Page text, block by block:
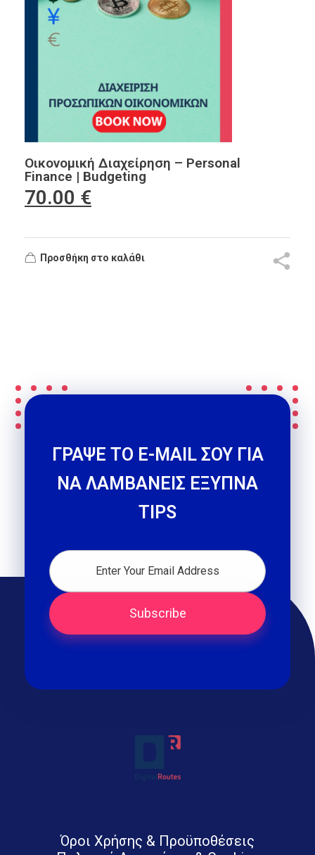
Οικονομική Διαχείρηση – Personal
Finance | Budgeting
70.00 €
Προσθήκη στο καλάθι
ΓΡΑΨΕ ΤΟ E-MAIL ΣΟΥ ΓΙΑ
ΝΑ ΛΑΜΒΑΝΕΙΣ ΕΞΥΠΝΑ
TIPS
Όροι Χρήσης & Προϋποθέσεις